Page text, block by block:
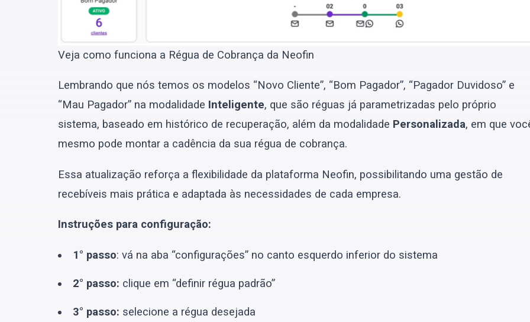
Veja como funciona a Régua de Cobrança da Neofin
Lembrando que nós temos os modelos “Novo Cliente”, “Bom Pagador”, “Pagador Duvidoso” e
“Mau Pagador” na modalidade Inteligente, que são réguas já parametrizadas pelo próprio
sistema, baseado em histórico de recuperação, além da modalidade Personalizada, em que
mesmo pode montar a cadência da sua régua de cobrança.
Essa atualização reforça a flexibilidade da plataforma Neofin, possibilitando uma gestão de
recebíveis mais prática e adaptada às necessidades de cada empresa.
Instruções para configuração:
1° passo: vá na aba “configurações” no canto esquerdo inferior do sistema
2° passo: clique em “definir régua padrão”
3° passo: selecione a régua desejada